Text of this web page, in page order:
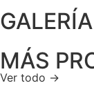
GALERÍA
MÁS
Ver todo →